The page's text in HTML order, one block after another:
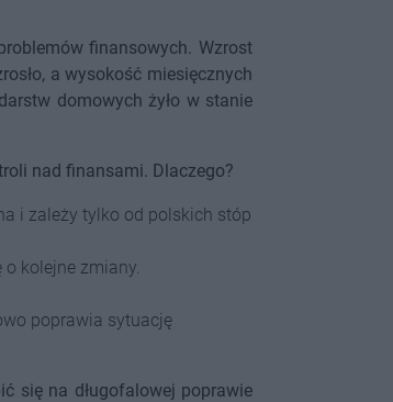
finansowych. Wzrost
a wysokość miesięcznych
domowych żyło w stanie
nad finansami. Dlaczego?
i zależy tylko od polskich stóp
kolejne zmiany.
poprawia sytuację
się na długofalowej poprawie